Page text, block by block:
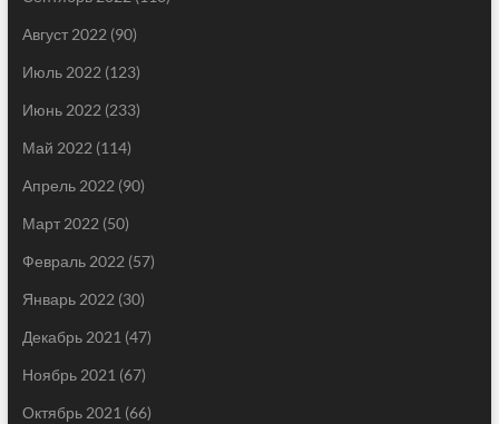
Август 2022 (90)
Июль 2022 (123)
Июнь 2022 (233)
Май 2022 (114)
Апрель 2022 (90)
Март 2022 (50)
Февраль 2022 (57)
Январь 2022 (30)
Декабрь 2021 (47)
Ноябрь 2021 (67)
Октябрь 2021 (66)